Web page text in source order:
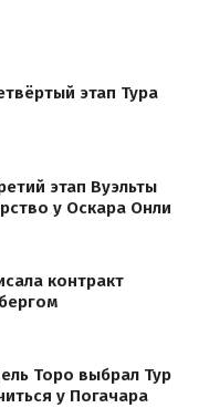
этап Тура
этап Вуэльты
у Оскара Онли
контракт
Торо выбрал Тур
у Погачара